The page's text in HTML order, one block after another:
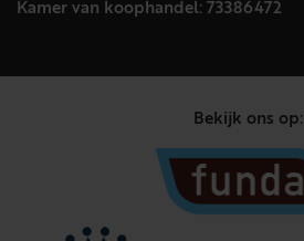
Kamer van koophandel: 73386472
Bekijk ons op: